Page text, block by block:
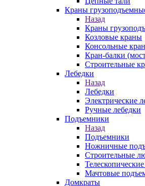
Краны
Назад
Краны
Козловые краны
Консольные
Кран-балки
Строительные
Лебедки
Назад
Лебедки
Электрические
Ручные лебедки
Подъемники
Назад
Подъемники
Ножничные
Строительные
Мачтовые
Домкраты